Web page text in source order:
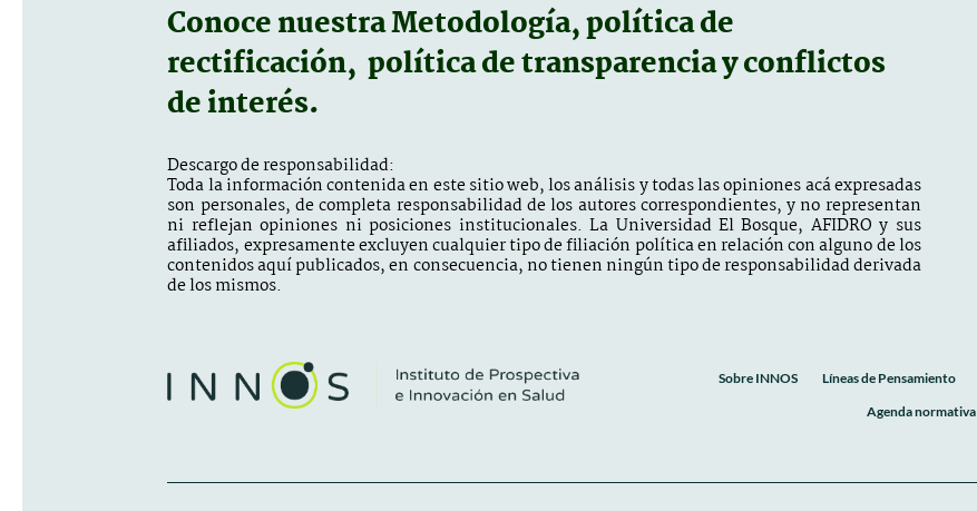
Conoce nuestraMetodología, política de
rectificación, política de transparencia y conflictos
de interés.
Descargo de responsabilidad:
Toda la información contenida en este sitio web, los análisis y todas las opiniones acá expresadas
son personales, de completa responsabilidad de los autores correspondientes, y no representan
ni reflejan opiniones ni posiciones institucionales. La Universidad El Bosque, AFIDRO y sus
afiliados, expresamente excluyen cualquier tipo de filiación política en relación con alguno de los
contenidos aquí publicados, en consecuencia, no tienen ningún tipo de responsabilidad derivada
de los mismos.
Sobre INNOS Líneas de Pensamiento
Agenda normativa